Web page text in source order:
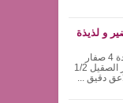
و لذيذة
المقادير 250 غ زبدة 4 صفار
البيض 180 غ سكر الصقيل 1/2